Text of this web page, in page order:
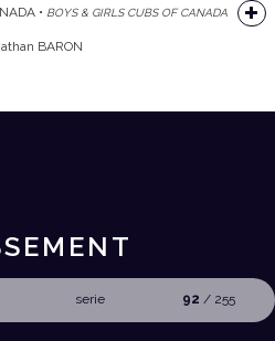
• BOYS & GIRLS CUBS OF CANADA
serie 92 / 255